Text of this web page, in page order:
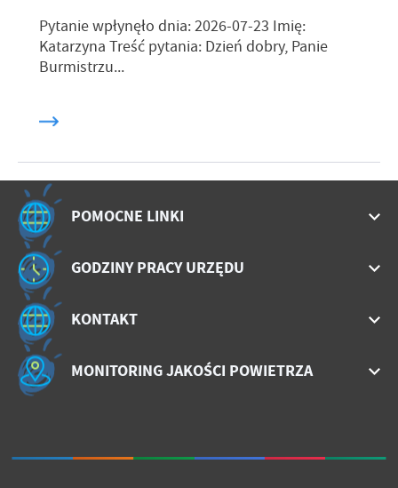
Pytanie wpłynęło dnia: 2026-07-23 Imię:
Katarzyna Treść pytania: Dzień dobry, Panie
Burmistrzu...
POMOCNE LINKI
GODZINY PRACY URZĘDU
KONTAKT
MONITORING JAKOŚCI POWIETRZA